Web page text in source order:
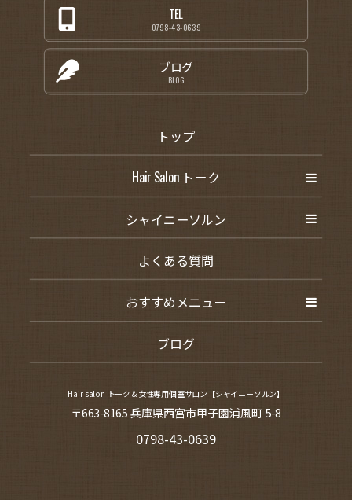
TEL
0798-43-0639
ブログ
BLOG
トップ
Hair Salon トーク
シャイニーソルン
よくある質問
おすすめメニュー
ブログ
Hair salon トーク＆女性専用個室サロン【シャイニーソルン】
〒663-8165 兵庫県西宮市甲子園浦風町 5-8
0798-43-0639